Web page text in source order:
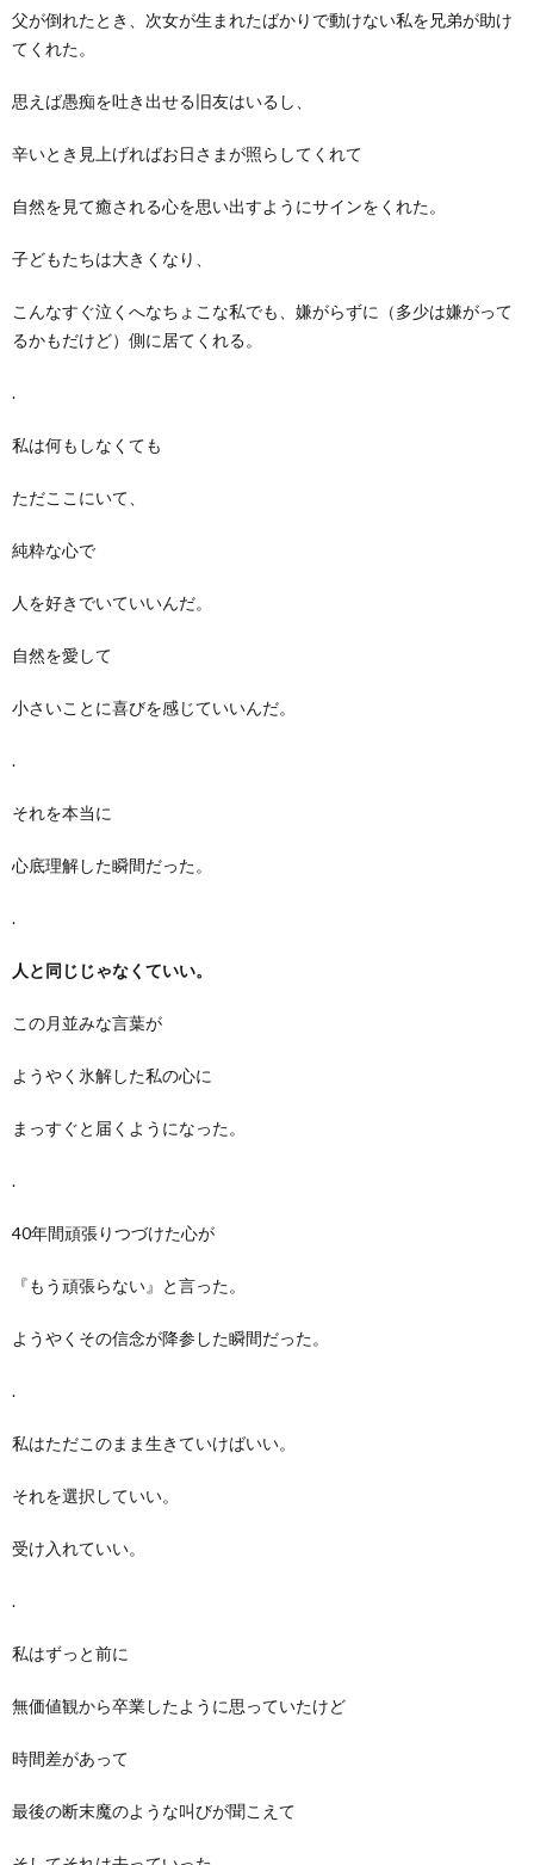
父が倒れたとき、次女が生まれたばかりで動けない私を兄弟が助け
てくれた。
思えば愚痴を吐き出せる旧友はいるし、
辛いとき見上げればお日さまが照らしてくれて
自然を見て癒される心を思い出すようにサインをくれた。
子どもたちは大きくなり、
こんなすぐ泣くへなちょこな私でも、嫌がらずに（多少は嫌がって
るかもだけど）側に居てくれる。
.
私は何もしなくても
ただここにいて、
純粋な心で
人を好きでいていいんだ。
自然を愛して
小さいことに喜びを感じていいんだ。
.
それを本当に
心底理解した瞬間だった。
.
人と同じじゃなくていい。
この月並みな言葉が
ようやく氷解した私の心に
まっすぐと届くようになった。
.
40年間頑張りつづけた心が
『もう頑張らない』と言った。
ようやくその信念が降参した瞬間だった。
.
私はただこのまま生きていけばいい。
それを選択していい。
受け入れていい。
.
私はずっと前に
無価値観から卒業したように思っていたけど
時間差があって
最後の断末魔のような叫びが聞こえて